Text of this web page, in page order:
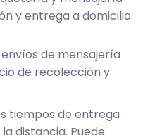
y entrega a domicilio.
de mensajería
de recolección y
tiempos de entrega
distancia. Puede